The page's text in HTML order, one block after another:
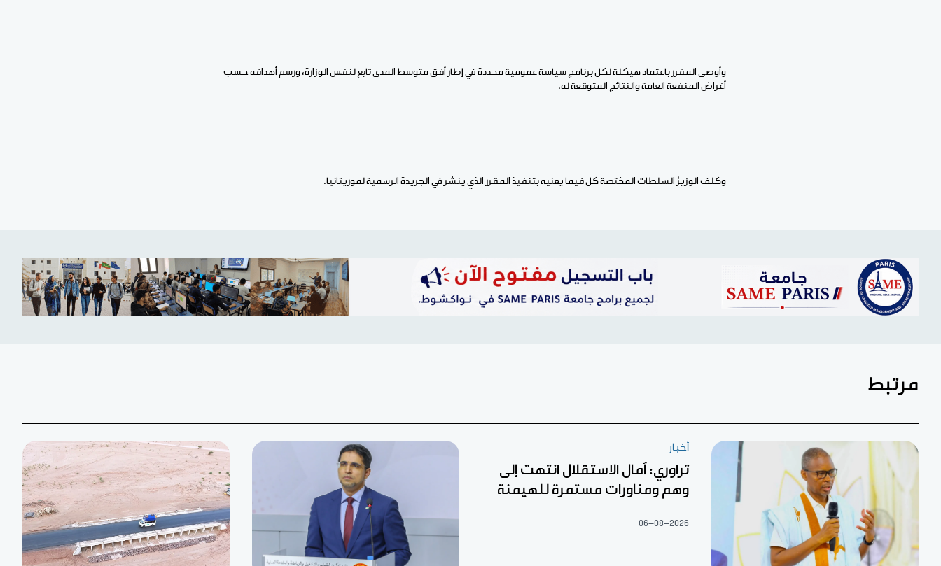
وأوصى المقرر باعتماد هيكلة لكل برنامج سياسة عمومية محددة في إطار أفق متوسط المدى تابع لنفس الوزارة، ورسم أهدافه حسب
أغراض المنفعة العامة والنتائج المتوقعة له.
وكلف الوزيرُ السلطات المختصة كل فيما يعنيه بتنفيذ المقرر الذي ينشر في الجريدة الرسمية لموريتانيا.
مرتبط
أخبار
تراوري: آمال الاستقلال انتهت إلى
وهم ومناورات مستمرة للهيمنة
06-08-2026